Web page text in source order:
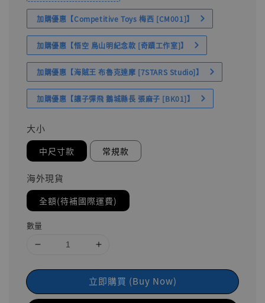
加購優惠【Competitive Toys 梅西 [CM001]】
加購優惠【悟空 鳥山明紀念款 [奇蹟工作室]】
加購優惠【海賊王 布魯克達摩 [7STARS Studio]】
加購優惠【讓子彈飛 鵝城縣長 張麻子 [BK01]】
大小
中尺寸款 常規款
海外現貨
全額(待補國際運費)
數量
立即購買 (Buy Now)